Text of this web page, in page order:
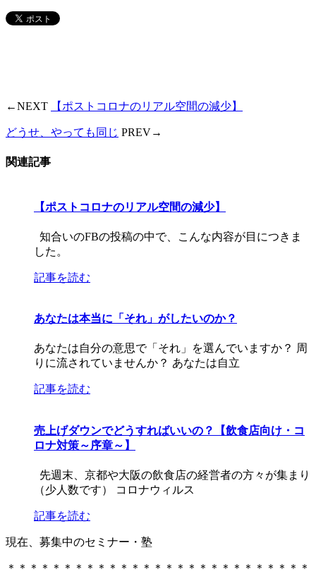
←NEXT 【ポストコロナのリアル空間の減少】
どうせ、やっても同じ PREV→
関連記事
【ポストコロナのリアル空間の減少】
知合いのFBの投稿の中で、こんな内容が目につきま
した。
記事を読む
あなたは本当に「それ」がしたいのか？
あなたは自分の意思で「それ」を選んでいますか？ 周
りに流されていませんか？ あなたは自立
記事を読む
売上げダウンでどうすればいいの？【飲食店向け・コ
ロナ対策～序章～】
先週末、京都や大阪の飲食店の経営者の方々が集まり
（少人数です） コロナウィルス
記事を読む
現在、募集中のセミナー・塾
＊＊＊＊＊＊＊＊＊＊＊＊＊＊＊＊＊＊＊＊＊＊＊＊＊＊＊